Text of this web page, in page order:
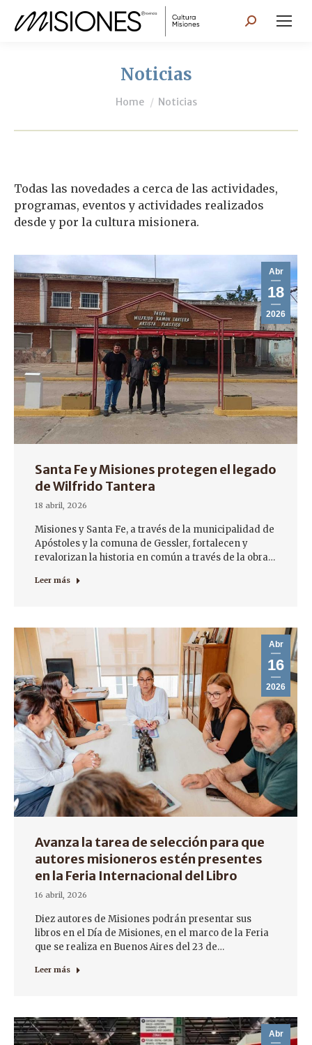
Search:
Noticias
You are here:
Home Noticias
Todas las novedades a cerca de las actividades,
programas, eventos y actividades realizados
desde y por la cultura misionera.
Abr
18
2026
Santa Fe y Misiones protegen el legado
de Wilfrido Tantera
18 abril, 2026
Misiones y Santa Fe, a través de la municipalidad de
Apóstoles y la comuna de Gessler, fortalecen y
revalorizan la historia en común a través de la obra…
Leer más
Abr
16
2026
Avanza la tarea de selección para que
autores misioneros estén presentes
en la Feria Internacional del Libro
16 abril, 2026
Diez autores de Misiones podrán presentar sus
libros en el Día de Misiones, en el marco de la Feria
que se realiza en Buenos Aires del 23 de…
Leer más
Abr